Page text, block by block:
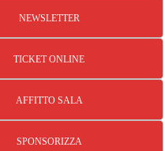
NEWSLETTER
TICKET ONLINE
AFFITTO SALA
SPONSORIZZA